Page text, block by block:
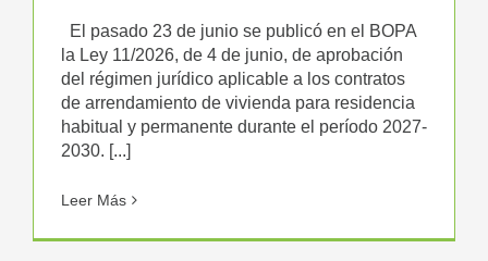
El pasado 23 de junio se publicó en el BOPA
la Ley 11/2026, de 4 de junio, de aprobación
del régimen jurídico aplicable a los contratos
de arrendamiento de vivienda para residencia
habitual y permanente durante el período 2027-
2030. [...]
Leer Más